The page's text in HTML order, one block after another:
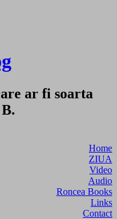
ar fi soarta
Home
ZIUA
Video
Audio
Roncea Books
Links
Contact